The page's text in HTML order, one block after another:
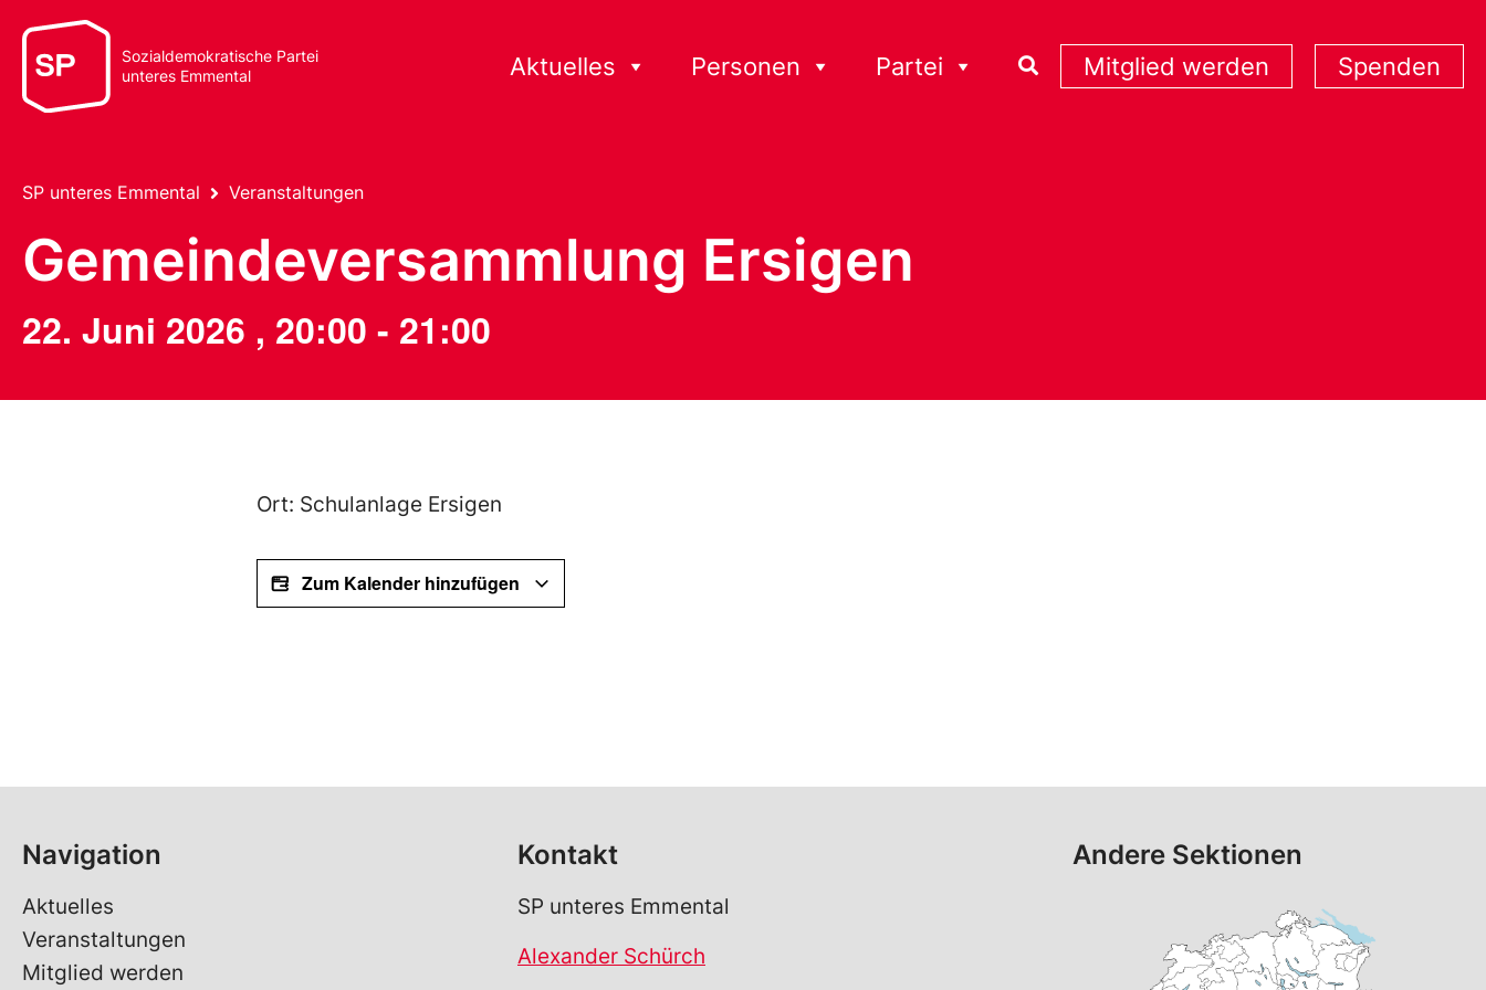
Sozialdemokratische Partei
unteres Emmental
Aktuelles Personen Partei Mitglied werden Spenden
SP unteres Emmental Veranstaltungen
Gemeindeversammlung Ersigen
22. Juni 2026 , 20:00 - 21:00
Ort: Schulanlage Ersigen
Zum Kalender hinzufügen
Navigation
Aktuelles
Veranstaltungen
Mitglied werden
Kontakt
SP unteres Emmental
Alexander Schürch
Andere Sektionen